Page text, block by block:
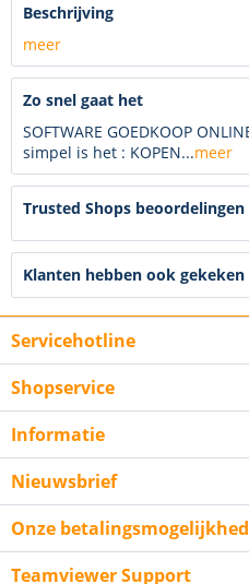
Beschrijving
meer
Zo snel gaat het
SOFTWARE GOEDKOOP
simpel is het : KOPEN...meer
Trusted Shops beoordelingen
Klanten hebben ook gekeken
Servicehotline
Shopservice
Informatie
Nieuwsbrief
Onze
Teamviewer Support